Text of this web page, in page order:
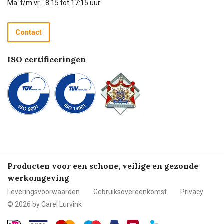
Recycle programma
Betalen
Ma. t/m vr. : 8:15 tot 17:15 uur
Contact
ISO certificeringen
Producten voor een schone, veilige en gezonde
werkomgeving
Leveringsvoorwaarden Gebruiksovereenkomst
Privacy
© 2026 by Carel Lurvink